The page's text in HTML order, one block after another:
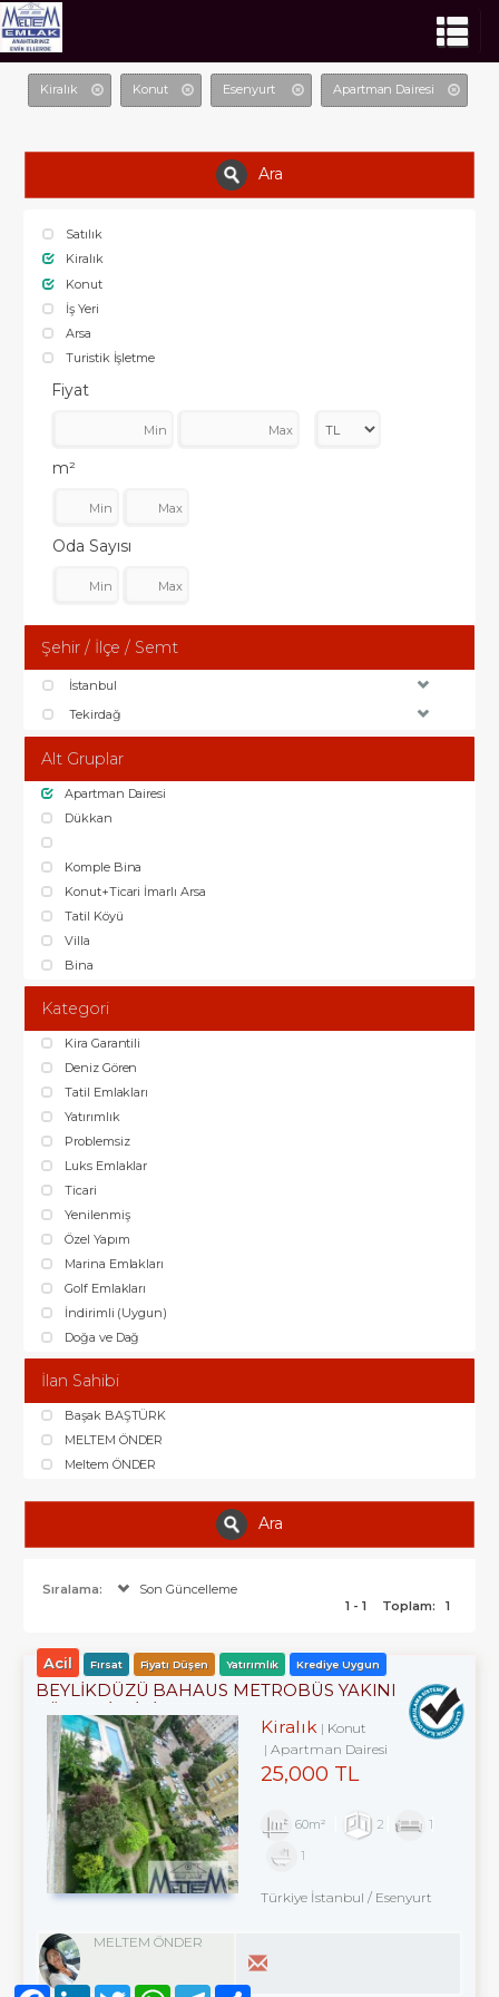
Kiralık Konut Esenyurt Apartman Dairesi
Ara
Satılık
Kiralık
Konut
İş Yeri
Arsa
Turistik İşletme
Fiyat
m²
Oda Sayısı
Şehir / İlçe / Semt
İstanbul
Tekirdağ
Alt Gruplar
Apartman Dairesi
Dükkan
Komple Bina
Konut+Ticari İmarlı Arsa
Tatil Köyü
Villa
Bina
Kategori
Kira Garantili
Deniz Gören
Tatil Emlakları
Yatırımlık
Problemsiz
Luks Emlaklar
Ticari
Yenilenmiş
Özel Yapım
Marina Emlakları
Golf Emlakları
İndirimli (Uygun)
Doğa ve Dağ
İlan Sahibi
Başak BAŞTÜRK
MELTEM ÖNDER
Meltem ÖNDER
Ara
Sıralama:
Son Güncelleme
1 - 1
Toplam: 1
Acil Fırsat Fiyatı Düşen Yatırımlık Krediye Uygun
BEYLİKDÜZÜ BAHAUS METROBÜS YAKINI
GÜVENLİKLİ SİTEDE 2+1
Kiralık
Konut
Apartman Dairesi
25,000 TL
60m² 2
1
1
Türkiye İstanbul / Esenyurt
MELTEM ÖNDER
FacebookLinkedInTwitter WhatsAppTelegram